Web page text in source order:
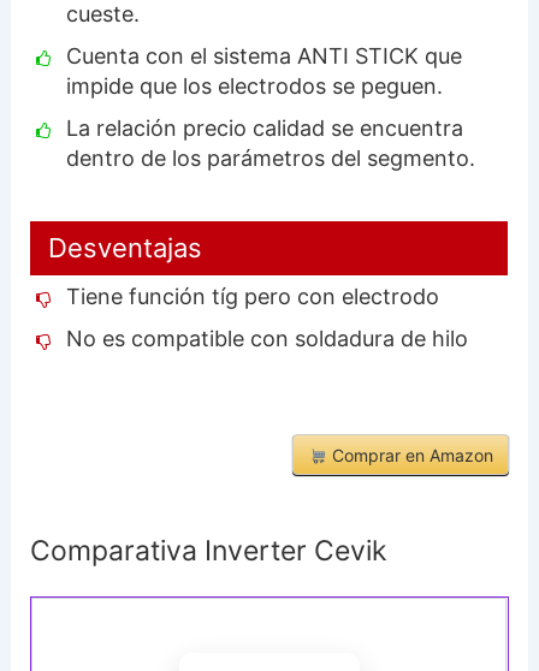
cueste.
Cuenta con el sistema ANTI STICK que
impide que los electrodos se peguen.
La relación precio calidad se encuentra
dentro de los parámetros del segmento.
Desventajas
Tiene función tíg pero con electrodo
No es compatible con soldadura de hilo
Comprar en Amazon
Comparativa Inverter Cevik